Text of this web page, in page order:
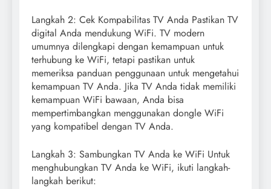
Langkah 2: Cek Kompabilitas TV Anda Pastikan TV
digital Anda mendukung WiFi. TV modern
umumnya dilengkapi dengan kemampuan untuk
terhubung ke WiFi, tetapi pastikan untuk
memeriksa panduan penggunaan untuk mengetahui
kemampuan TV Anda. Jika TV Anda tidak memiliki
kemampuan WiFi bawaan, Anda bisa
mempertimbangkan menggunakan dongle WiFi
yang kompatibel dengan TV Anda.
Langkah 3: Sambungkan TV Anda ke WiFi Untuk
menghubungkan TV Anda ke WiFi, ikuti langkah-
langkah berikut: